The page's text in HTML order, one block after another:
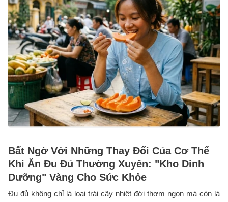
Bất Ngờ Với Những Thay Đổi Của Cơ Thể
Khi Ăn Đu Đủ Thường Xuyên: "Kho Dinh
Dưỡng" Vàng Cho Sức Khỏe
Đu đủ không chỉ là loại trái cây nhiệt đới thơm ngon mà còn là